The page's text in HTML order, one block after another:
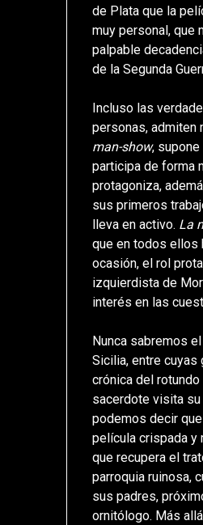
de Plata que la
muy personal, que
palpable
de la Segunda
Incluso las
personas, admiten
man-show,
participa de forma
protagoniza,
sus primeros
lleva en activo. La
que en todos ellos
ocasión, el rol
izquierdista de
interés en las
Nunca sabremos
Sicilia, entre cuyas
crónica del
sacerdote visita
podemos decir que
película crispada y
que recupera el
parroquia ruinosa,
sus padres,
ornitólogo. Más